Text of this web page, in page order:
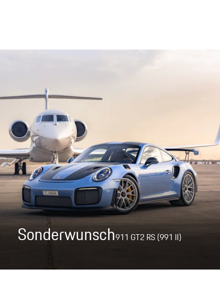
Sonderwunsch911 GT2 RS (991 II)